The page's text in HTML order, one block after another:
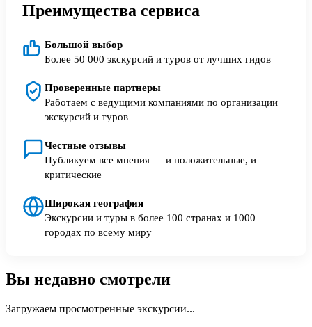
Преимущества сервиса
Большой выбор
Более 50 000 экскурсий и туров от лучших гидов
Проверенные партнеры
Работаем с ведущими компаниями по организации
экскурсий и туров
Честные отзывы
Публикуем все мнения — и положительные, и
критические
Широкая география
Экскурсии и туры в более 100 странах и 1000
городах по всему миру
Вы недавно смотрели
Загружаем просмотренные экскурсии...